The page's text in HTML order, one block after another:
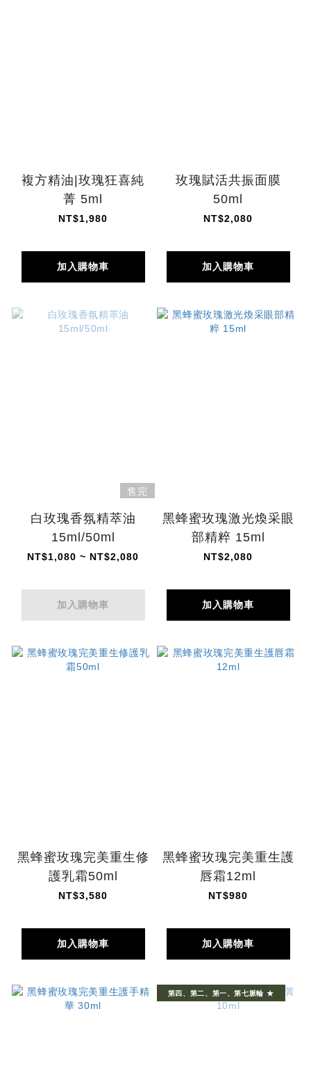
複方精油|玫瑰狂喜純
菁 5ml
NT$1,980
加入購物車
玫瑰賦活共振面膜
50ml
NT$2,080
加入購物車
售完
白玫瑰香氛精萃油
15ml/50ml
NT$1,080 ~ NT$2,080
加入購物車
黑蜂蜜玫瑰激光煥采眼
部精粹 15ml
NT$2,080
加入購物車
黑蜂蜜玫瑰完美重生修
護乳霜50ml
NT$3,580
加入購物車
黑蜂蜜玫瑰完美重生護
唇霜12ml
NT$980
加入購物車
第四、第二、第一、第七脈輪 ★